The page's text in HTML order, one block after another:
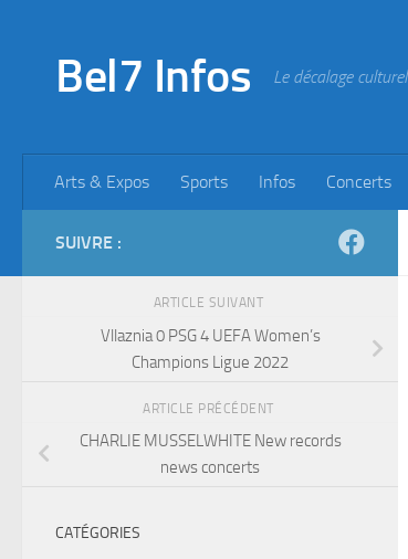
Bel7 Infos Le décalage culturel
Arts & Expos Sports Infos Concerts
SUIVRE :
ARTICLE SUIVANT
Vllaznia 0 PSG 4 UEFA Women’s
Champions Ligue 2022
ARTICLE PRÉCÉDENT
CHARLIE MUSSELWHITE New records
news concerts
CATÉGORIES